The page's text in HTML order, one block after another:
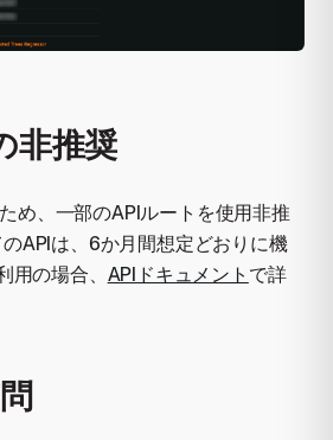
非推奨
め、一部のAPIルートを使用非推
APIは、6か月間想定どおりに機
用の場合、 APIドキュメント で詳